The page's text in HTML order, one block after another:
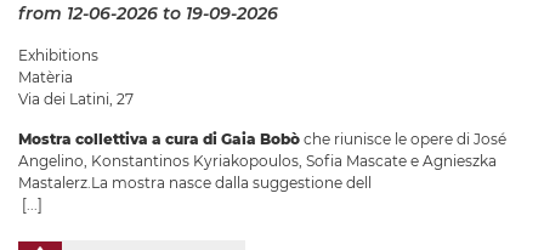
from 12-06-2026 to 19-09-2026
Exhibitions
Matèria
Via dei Latini, 27
Mostra collettiva a cura di Gaia Bobò che riunisce le opere di José
Angelino, Konstantinos Kyriakopoulos, Sofia Mascate e Agnieszka
Mastalerz.La mostra nasce dalla suggestione dell
[...]